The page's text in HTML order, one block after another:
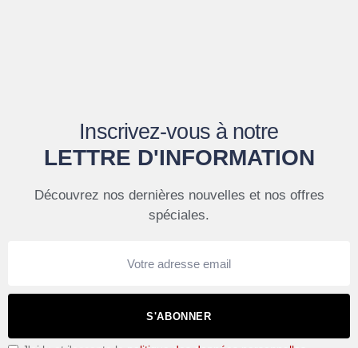
Inscrivez-vous à notre
LETTRE D'INFORMATION
Découvrez nos dernières nouvelles et nos offres
spéciales.
S'ABONNER